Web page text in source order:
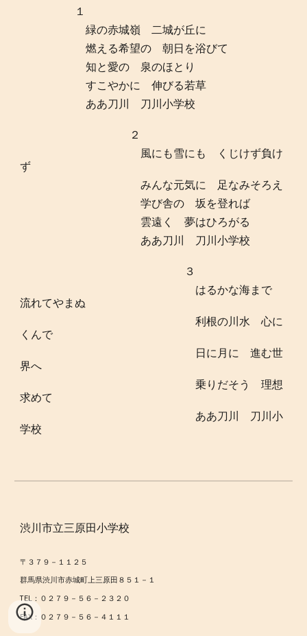
１
緑の赤城嶺 二城が丘に
燃える希望の 朝日を浴びて
知と愛の 泉のほとり
すこやかに 伸びる若草
ああ刀川 刀川小学校
２
風にも雪にも くじけず負け
ず
みんな元気に 足なみそろえ
学び舎の 坂を登れば
雲遠く 夢はひろがる
ああ刀川 刀川小学校
３
はるかな海まで
流れてやまぬ
利根の川水 心に
くんで
日に月に 進む世
界へ
乗りだそう 理想
求めて
ああ刀川 刀川小
学校
渋川市立三原田小学校
〒３７９－１１２５
群馬県渋川市赤城町上三原田８５１－１
TEL：０２７９－５６－２３２０
FAX：０２７９－５６－４１１１